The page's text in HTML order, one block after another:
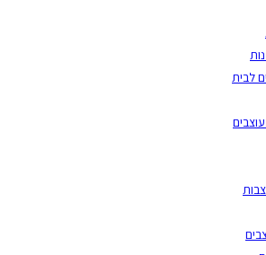
לבית